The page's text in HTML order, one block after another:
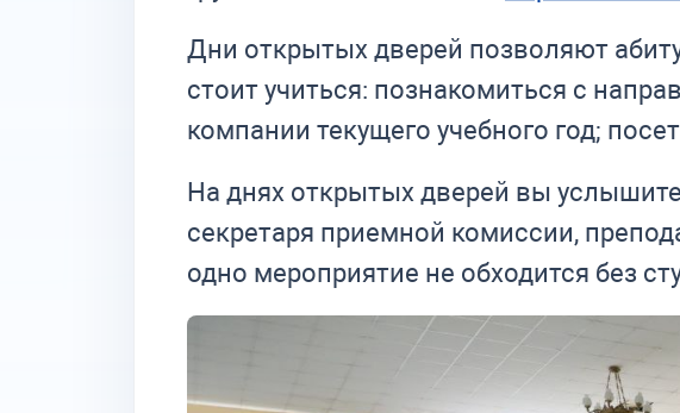
Дни от­кры­тых две­рей поз­во­ля­ют
сто­ит учить­ся: по­зна­ко­мить­ся с
ком­па­нии те­ку­ще­го учеб­но­го год;
На днях от­кры­тых две­рей вы
сек­ре­та­ря при­ем­ной ко­мис­сии,
одно ме­ро­при­я­тие не об­хо­дит­ся без